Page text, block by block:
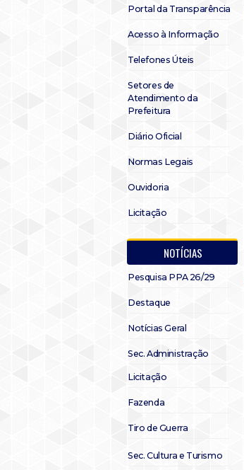
Portal da Transparência
Acesso à Informação
Telefones Úteis
Setores de
Atendimento da
Prefeitura
Diário Oficial
Normas Legais
Ouvidoria
Licitação
NOTÍCIAS
Pesquisa PPA 26/29
Destaque
Notícias Geral
Sec. Administração
Licitação
Fazenda
Tiro de Guerra
Sec. Cultura e Turismo